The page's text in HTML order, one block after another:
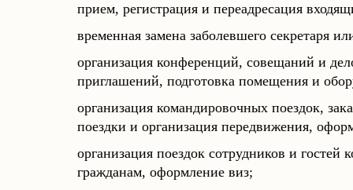
прием, регистрация и переадресация
временная замена заболевшего секретаря
организация конференций, совещаний и
приглашений, подготовка помещения и
организация командировочных поездок,
поездки и организация передвижения,
организация поездок сотрудников и
гражданам, оформление виз;